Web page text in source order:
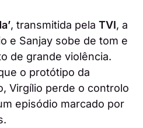
, transmitida pela TVI, a
e Sanjay sobe de tom e
de grande violência.
o protótipo da
Virgílio perde o controlo
episódio marcado por